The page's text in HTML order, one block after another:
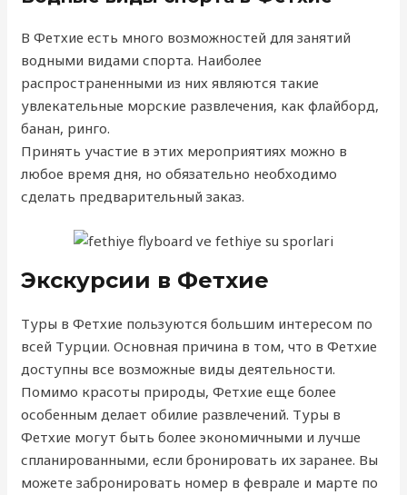
В Фетхие есть много возможностей для занятий
водными видами спорта. Наиболее
распространенными из них являются такие
увлекательные морские развлечения, как флайборд,
банан, ринго.
Принять участие в этих мероприятиях можно в
любое время дня, но обязательно необходимо
сделать предварительный заказ.
Экскурсии в Фетхие
Туры в Фетхие пользуются большим интересом по
всей Турции. Основная причина в том, что в Фетхие
доступны все возможные виды деятельности.
Помимо красоты природы, Фетхие еще более
особенным делает обилие развлечений. Туры в
Фетхие могут быть более экономичными и лучше
спланированными, если бронировать их заранее. Вы
можете забронировать номер в феврале и марте по